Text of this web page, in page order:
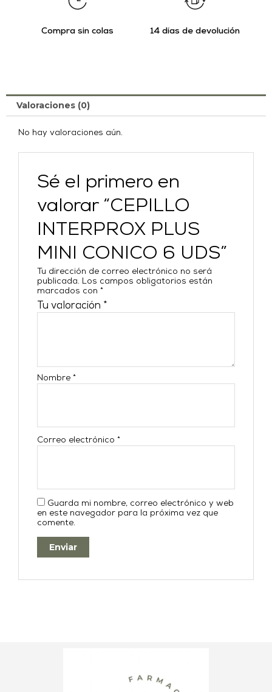
Compra sin colas 14 días de devolución
Valoraciones (0)
No hay valoraciones aún.
Sé el primero en
valorar “CEPILLO
INTERPROX PLUS
MINI CONICO 6 UDS”
Tu dirección de correo electrónico no será
publicada. Los campos obligatorios están
marcados con*
Tu valoración *
Nombre*
Correo electrónico*
Guarda mi nombre, correo electrónico y web
en este navegador para la próxima vez que
comente.